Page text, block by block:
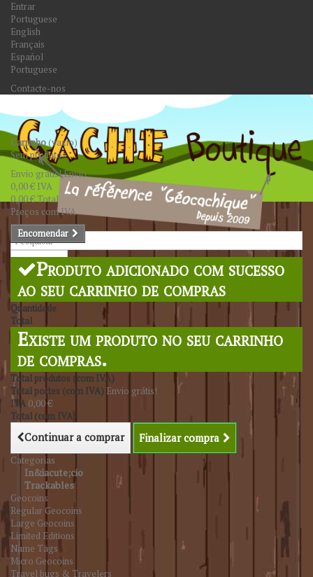
Entrar
Portuguese
English
Français
Español
Portuguese
Contacte-nos
Pesquisar
Carrinho(vazio)
Sem produtos
Envio grátis!Envio
0,00 € IVA
0,00 €Total
Preços com IVA
Encomendar
Produto adicionado com sucesso
ao seu carrinho de compras
Quantidade
Total
Existe um produto no seu carrinho
de compras.
Total produtos (com IVA)
Total portes (com IVA) Envio grátis!
IVA 0,00 €
Total (com IVA)
Continuar a comprar Finalizar compra
Categorias
In&iacute;cio
Trackables
Geocoins
Regular Geocoins
Large Geocoins
Limited Editions
Name Tags
Micro Geocoins
Travel bugs & Travelers